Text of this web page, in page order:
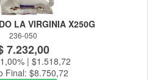
LA VIRGINIA X250G
236-050
7.232,00
| $1.518,72
Final: $8.750,72